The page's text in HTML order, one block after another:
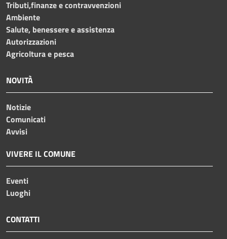
Tributi,finanze e contravvenzioni
Ambiente
Salute, benessere e assistenza
Autorizzazioni
Agricoltura e pesca
NOVITÀ
Notizie
Comunicati
Avvisi
VIVERE IL COMUNE
Eventi
Luoghi
CONTATTI